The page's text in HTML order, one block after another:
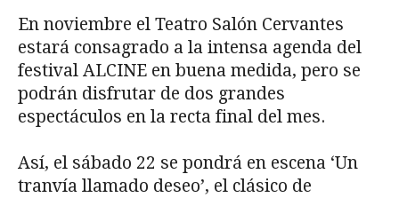
En noviembre el Teatro Salón Cervantes
estará consagrado a la intensa agenda del
festival ALCINE en buena medida, pero se
podrán disfrutar de dos grandes
espectáculos en la recta final del mes.
Así, el sábado 22 se pondrá en escena ‘Un
tranvía llamado deseo’, el clásico de